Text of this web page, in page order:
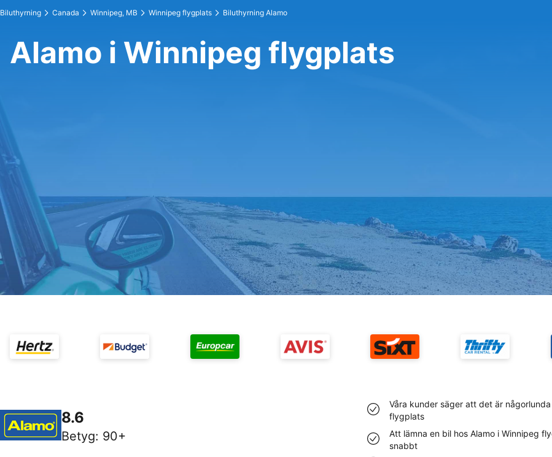
Biluthyrning Canada Winnipeg, MB Winnipeg flygplats Biluthyrning Alamo
Alamo i Winnipeg flygplats
8.6
Betyg: 90+
Våra kunder säger att det är
flygplats
Att lämna en bil hos Alamo i Winnipeg
snabbt